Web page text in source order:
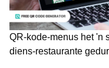
QR-kode-menus het 'n
diens-restaurante